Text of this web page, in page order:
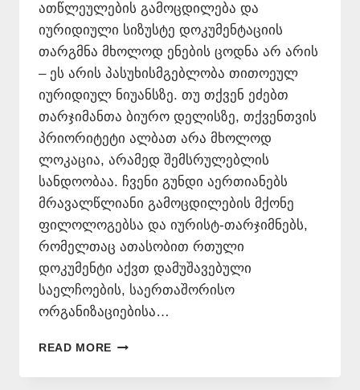
ათწლეულების გამოცდილება და
იურიდიული სიზუსტე დოკუმენტაციის
თარგმნა მხოლოდ ენების ცოდნა არ არის
– ეს არის პასუხისმგებლობა თითოეულ
იურიდიულ ნიუანსზე. თუ თქვენ ეძებთ
თარჯიმანთა ბიურო დელისზე, თქვენთვის
პრიორიტეტი ალბათ არა მხოლოდ
ლოკაცია, არამედ შემსრულებლის
სანდოობაა. ჩვენი გუნდი აერთიანებს
მრავალწლიანი გამოცდილების მქონე
ფილოლოგებსა და იურისტ-თარჯიმნებს,
რომელთაც ათასობით რთული
დოკუმენტი აქვთ დამუშავებული
საელჩოების, საერთაშორისო
ორგანიზაციებისა…
READ MORE ᲗᲐᲠᲯᲘᲛᲐᲜᲗᲐ
ᲓᲔᲚᲘᲡᲖᲔ